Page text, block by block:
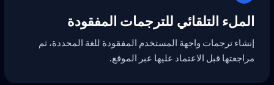
الملء التلقائي للترجمات المفقودة
إنشاء ترجمات واجهة المستخدم المفقودة للغة المحددة، ثم
مراجعتها قبل الاعتماد عليها عبر الموقع.